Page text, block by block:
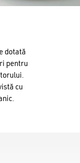
dotată
pentru
cu